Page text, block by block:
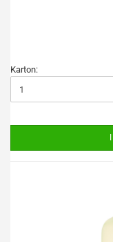
Karton: